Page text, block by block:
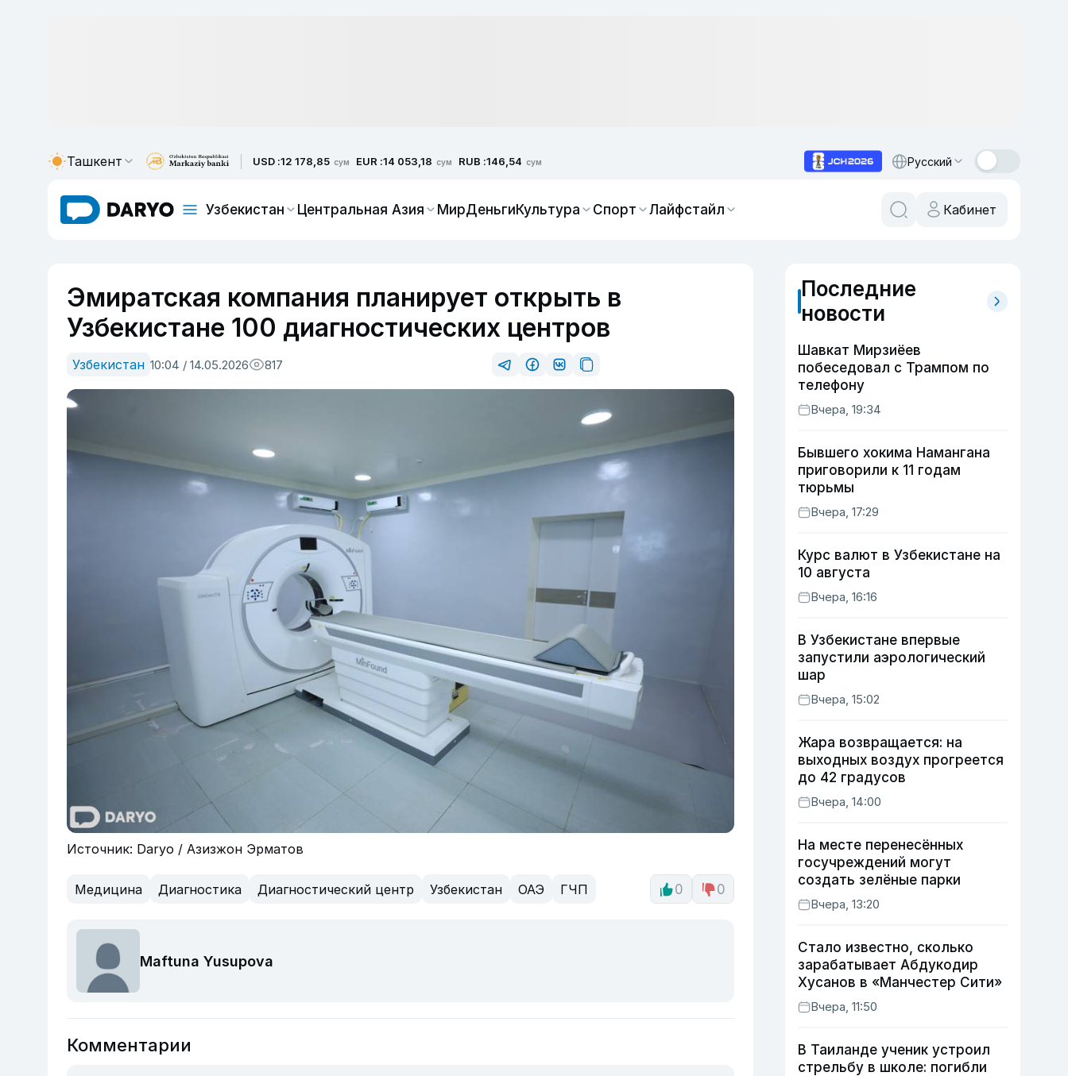
Ташкент USD :12 178,85 сум EUR :14 053,18 сум RUB :146,54 сум Русский
Узбекистан Центральная Азия МирДеньгиКультура Спорт Лайфстайл Кабинет
Эмиратская компания планирует открыть в
Узбекистане 100 диагностических центров
Узбекистан 10:04 / 14.05.2026 817
Источник: Daryo / Азизжон Эрматов
Медицина Диагностика Диагностический центр Узбекистан ОАЭ ГЧП 0 0
Maftuna Yusupova
Комментарии
Последние
новости
Шавкат Мирзиёев
побеседовал с Трампом по
телефону
Вчера, 19:34
Бывшего хокима Намангана
приговорили к 11 годам
тюрьмы
Вчера, 17:29
Курс валют в Узбекистане на
10 августа
Вчера, 16:16
В Узбекистане впервые
запустили аэрологический
шар
Вчера, 15:02
Жара возвращается: на
выходных воздух прогреется
до 42 градусов
Вчера, 14:00
На месте перенесённых
госучреждений могут
создать зелёные парки
Вчера, 13:20
Стало известно, сколько
зарабатывает Абдукодир
Хусанов в «Манчестер Сити»
Вчера, 11:50
В Таиланде ученик устроил
стрельбу в школе: погибли